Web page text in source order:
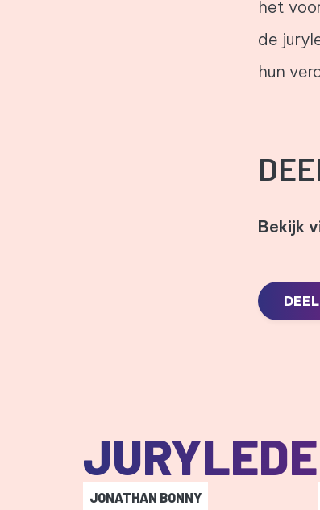
het
de
hun
Bekijk
JONATHAN BONNY